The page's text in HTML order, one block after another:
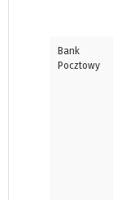
Bank
Pocztowy